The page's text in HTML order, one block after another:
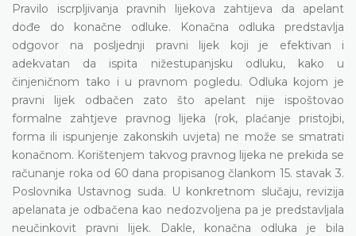
Pravilo iscrpljivanja pravnih lijekova zahtijeva da apelant
dođe do konačne odluke. Konačna odluka predstavlja
odgovor na posljednji pravni lijek koji je efektivan i
adekvatan da ispita nižestupanjsku odluku, kako u
činjeničnom tako i u pravnom pogledu. Odluka kojom je
pravni lijek odbačen zato što apelant nije ispoštovao
formalne zahtjeve pravnog lijeka (rok, plaćanje pristojbi,
forma ili ispunjenje zakonskih uvjeta) ne može se smatrati
konačnom. Korištenjem takvog pravnog lijeka ne prekida se
računanje roka od 60 dana propisanog člankom 15. stavak 3.
Poslovnika Ustavnog suda. U konkretnom slučaju, revizija
apelanata je odbačena kao nedozvoljena pa je predstavljala
neučinkovit pravni lijek. Dakle, konačna odluka je bila